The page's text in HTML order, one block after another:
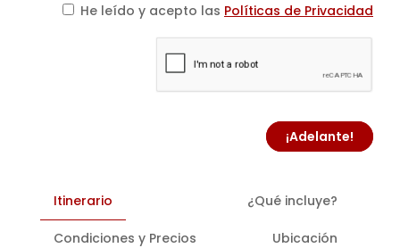
He leído y acepto las Políticas de Privacidad
¡Adelante!
Itinerario ¿Qué incluye?
Condiciones y Precios Ubicación